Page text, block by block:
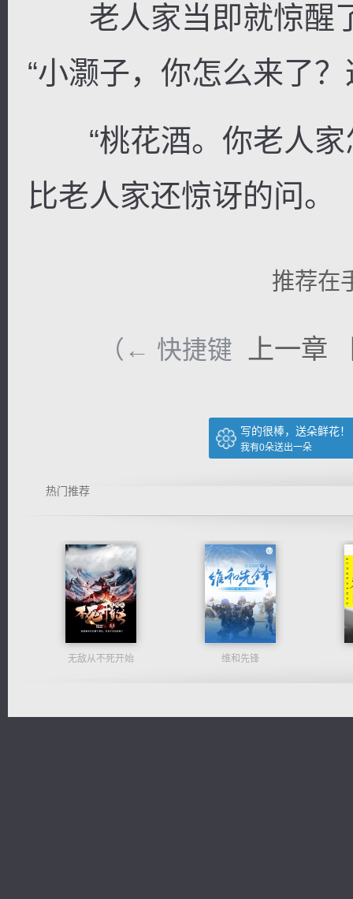
老人家当即就惊醒
“小灏子，你怎么来了
“桃花酒。你老人家
比老人家还惊讶的问。
推荐在
（← 快捷键 上一章
写的很棒，送朵鲜花！
我有0朵送出一朵
热门推荐
无敌从不死开始 维和先锋